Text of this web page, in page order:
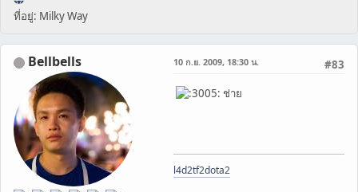
ที่อยู่: Milky Way
Bellbells #83
10 ก.ย. 2009, 18:30 น.
ช่าย
l4d2tf2dota2